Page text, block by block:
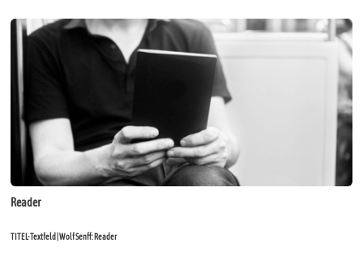
Reader
TITEL-Textfeld | Wolf Senff: Reader